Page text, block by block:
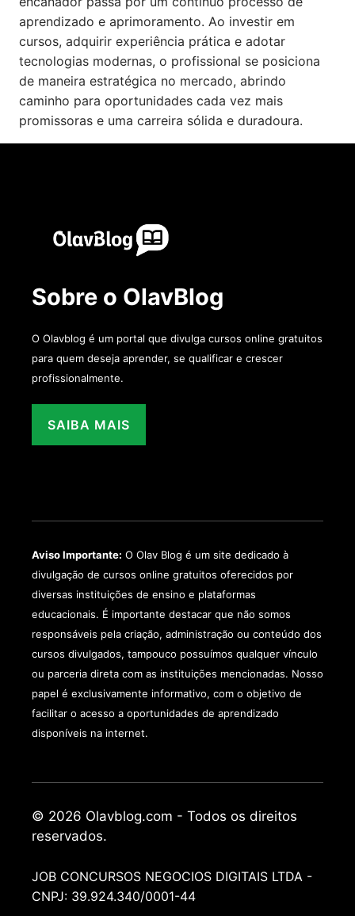
aprendizado e aprimoramento. Ao investir em
cursos, adquirir experiência prática e adotar
tecnologias modernas, o profissional se posiciona
de maneira estratégica no mercado, abrindo
caminho para oportunidades cada vez mais
promissoras e uma carreira sólida e duradoura.
Sobre o OlavBlog
O Olavblog é um portal que divulga cursos online gratuitos
para quem deseja aprender, se qualificar e crescer
profissionalmente.
SAIBA MAIS
Aviso Importante: O Olav Blog é um site dedicado à
divulgação de cursos online gratuitos oferecidos por
diversas instituições de ensino e plataformas
educacionais. É importante destacar que não somos
responsáveis pela criação, administração ou conteúdo dos
cursos divulgados, tampouco possuímos qualquer vínculo
ou parceria direta com as instituições mencionadas. Nosso
papel é exclusivamente informativo, com o objetivo de
facilitar o acesso a oportunidades de aprendizado
disponíveis na internet.
© 2026 Olavblog.com - Todos os direitos
reservados.
JOB CONCURSOS NEGOCIOS DIGITAIS LTDA -
CNPJ: 39.924.340/0001-44